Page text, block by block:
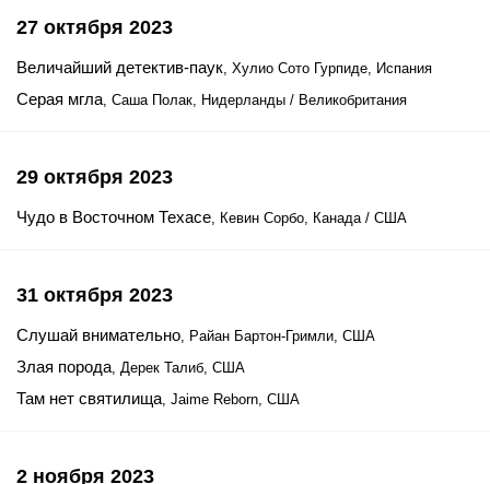
27 октября 2023
Величайший детектив-паук, Хулио Сото Гурпиде, Испания
Серая мгла, Саша Полак, Нидерланды / Великобритания
29 октября 2023
Чудо в Восточном Техасе, Кевин Сорбо, Канада / США
31 октября 2023
Слушай внимательно, Райан Бартон-Гримли, США
Злая порода, Дерек Талиб, США
Там нет святилища, Jaime Reborn, США
2 ноября 2023